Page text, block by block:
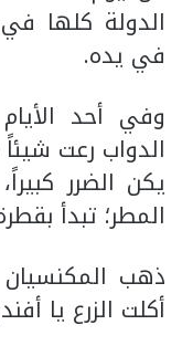
الدولة كلها
في يده.
وفي أحد
الدواب رعت
يكن الضرر
المطر؛ تبدأ
ذهب
أكلت الزرع يا